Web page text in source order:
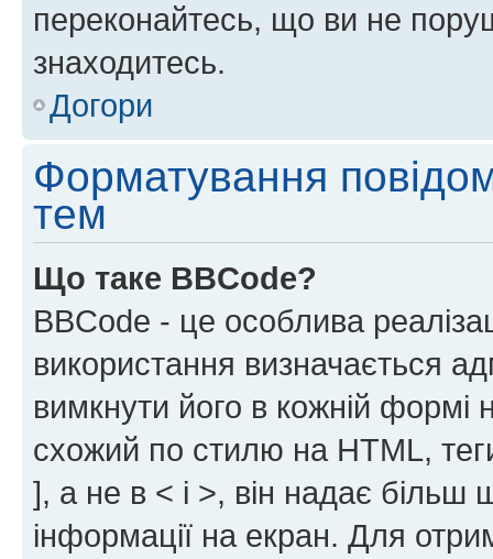
переконайтесь, що ви не
знаходитесь.
Догори
Форматування
тем
Що таке BBCode?
BBCode - це особлива
використання визначається
вимкнути його в кожній
схожий по стилю на HTML,
], а не в < і >, він надає більш
інформації на екран. Для